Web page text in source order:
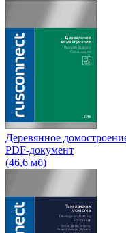
Деревянное
PDF-документ
(46,6 мб)